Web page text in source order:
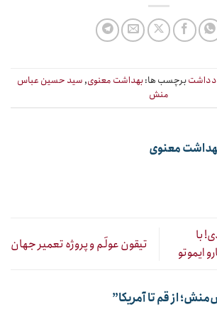
برچسب ها:بهداشت معنوی,سید حسین عباس
منش
معنوی
با
ایموتو
تیقون عولَم و پروژه تعمیر جهان
از قم تا آمریکا”